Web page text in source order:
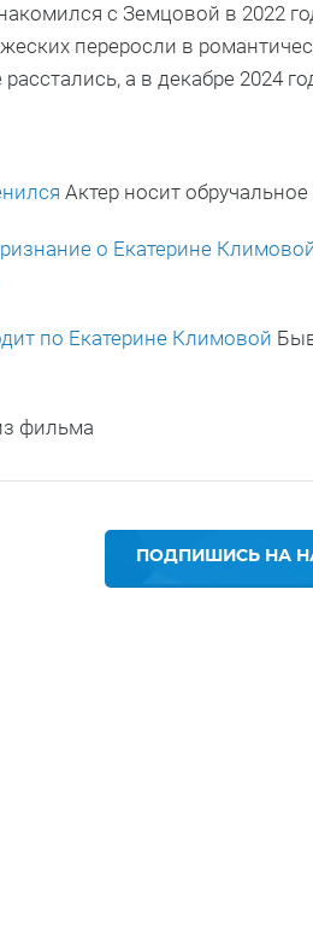
с Земцовой в 2022
переросли в
а в декабре 2024
Актер носит
о Екатерине
по Екатерине Климовой
фильма
ПОДПИШИСЬ НА